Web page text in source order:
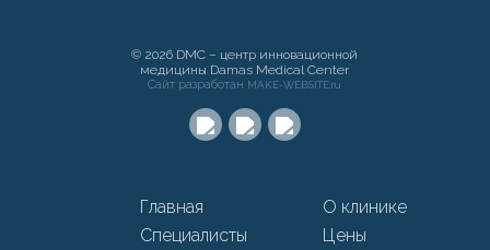
© 2026 DMC – центр инновационной
медицины Damas Medical Center
Сайт разработан MAKE-WEBSITE.ru
Главная
О клинике
Специалисты
Цены